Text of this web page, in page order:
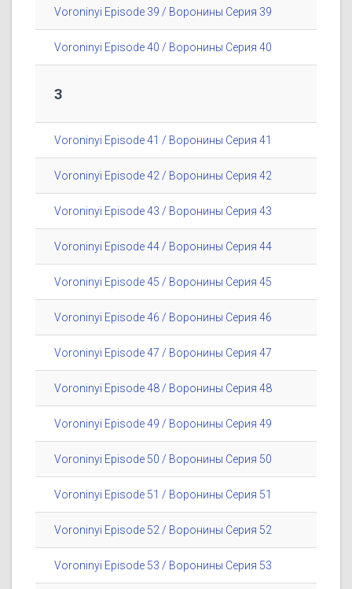
Voroninyi Episode 39 / Воронины Серия 39
Voroninyi Episode 40 / Воронины Серия 40
3
Voroninyi Episode 41 / Воронины Серия 41
Voroninyi Episode 42 / Воронины Серия 42
Voroninyi Episode 43 / Воронины Серия 43
Voroninyi Episode 44 / Воронины Серия 44
Voroninyi Episode 45 / Воронины Серия 45
Voroninyi Episode 46 / Воронины Серия 46
Voroninyi Episode 47 / Воронины Серия 47
Voroninyi Episode 48 / Воронины Серия 48
Voroninyi Episode 49 / Воронины Серия 49
Voroninyi Episode 50 / Воронины Серия 50
Voroninyi Episode 51 / Воронины Серия 51
Voroninyi Episode 52 / Воронины Серия 52
Voroninyi Episode 53 / Воронины Серия 53